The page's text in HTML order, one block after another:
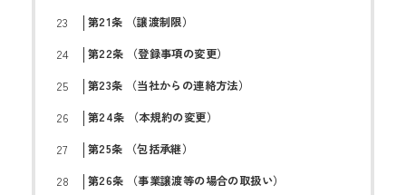
第21条 （譲渡制限）
第22条 （登録事項の変更）
第23条 （当社からの連絡方法）
第24条 （本規約の変更）
第25条 （包括承継）
第26条 （事業譲渡等の場合の取扱い）